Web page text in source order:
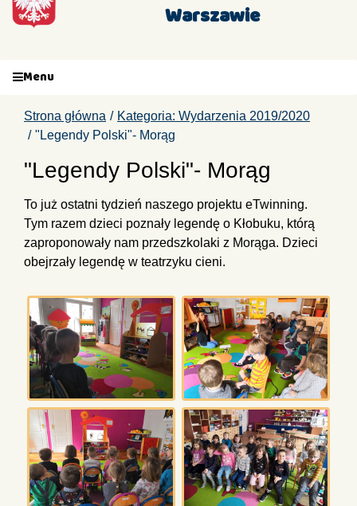
Warszawie
Menu
Strona główna
Kategoria: Wydarzenia 2019/2020
"Legendy Polski"- Morąg
"Legendy Polski"- Morąg
To już ostatni tydzień naszego projektu eTwinning.
Tym razem dzieci poznały legendę o Kłobuku, którą
zaproponowały nam przedszkolaki z Morąga. Dzieci
obejrzały legendę w teatrzyku cieni.